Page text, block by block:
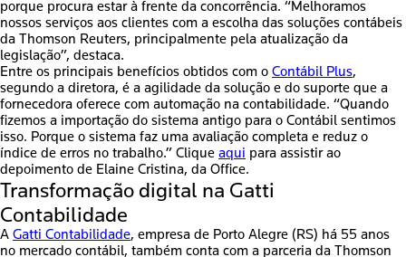
porque procura estar à frente da concorrência. “Melhoramos
nossos serviços aos clientes com a escolha das soluções contábeis
da Thomson Reuters, principalmente pela atualização da
legislação”, destaca.
Entre os principais benefícios obtidos com o Contábil Plus,
segundo a diretora, é a agilidade da solução e do suporte que a
fornecedora oferece com automação na contabilidade. “Quando
fizemos a importação do sistema antigo para o Contábil sentimos
isso. Porque o sistema faz uma avaliação completa e reduz o
índice de erros no trabalho.” Clique aqui para assistir ao
depoimento de Elaine Cristina, da Office.
Transformação digital na Gatti
Contabilidade
A Gatti Contabilidade, empresa de Porto Alegre (RS) há 55 anos
no mercado contábil, também conta com a parceria da Thomson